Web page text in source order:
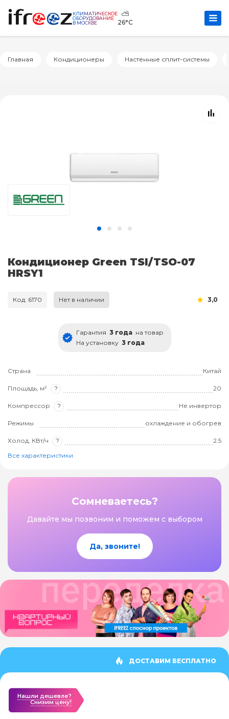
КЛИМАТИЧЕСКОЕ
ОБОРУДОВАНИЕ
В МОСКВЕ
⛅
26°C
Главная Кондиционеры Настенные сплит-системы
Кондиционер Green TSI/TSO-07
HRSY1
Код: 6170 Нет в наличии 3,0
Гарантия 3 года на товар
На установку 3 года
Страна Китай
Площадь, м² ? 20
Компрессор ? Не инвертор
Режимы охлаждение и обогрев
Холод, КВт/ч ?
2.5
Все характеристики
Сомневаетесь?
Давайте мы позвоним и поможем с выбором
Да, звоните!
ДОСТАВИМ БЕСПЛАТНО
Нашли дешевле?
Cнизим цену!